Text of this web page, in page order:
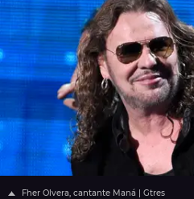
Fher Olvera, cantante Maná | Gtres